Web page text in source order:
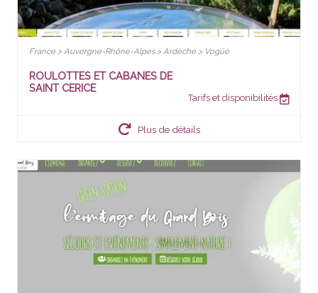
France > Auvergne-Rhône-Alpes > Ardèche > Vogüé
ROULOTTES ET CABANES DE
SAINT CERICE
Tarifs et disponibilités
Plus de détails